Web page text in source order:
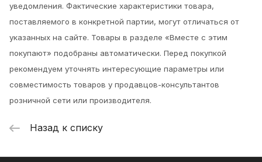
уведомления. Фактические характеристики товара,
поставляемого в конкретной партии, могут отличаться от
указанных на сайте. Товары в разделе «Вместе с этим
покупают» подобраны автоматически. Перед покупкой
рекомендуем уточнять интересующие параметры или
совместимость товаров у продавцов-консультантов
розничной сети или производителя.
Назад к списку